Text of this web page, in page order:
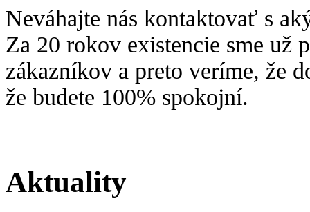
Neváhajte nás kontaktovať s
Za 20 rokov existencie sme už
zákazníkov a preto veríme, že
že budete 100% spokojní.
Aktuality